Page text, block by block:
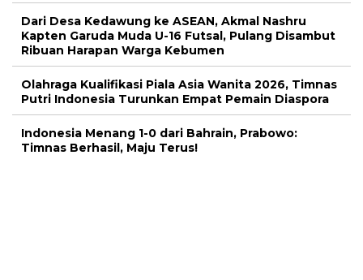
Dari Desa Kedawung ke ASEAN, Akmal Nashru
Kapten Garuda Muda U-16 Futsal, Pulang Disambut
Ribuan Harapan Warga Kebumen
Olahraga Kualifikasi Piala Asia Wanita 2026, Timnas
Putri Indonesia Turunkan Empat Pemain Diaspora
Indonesia Menang 1-0 dari Bahrain, Prabowo:
Timnas Berhasil, Maju Terus!